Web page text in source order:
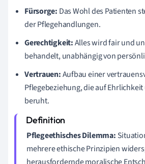
Fürsorge: Das Wohl des Patienten
der Pflegehandlungen.
Gerechtigkeit:Alles wird fair und
behandelt, unabhängig von
Vertrauen:Aufbau einer
Pflegebeziehung, die auf
beruht.
Pflegeethisches Dilemma:
mehrere ethische Prinzipien
herausfordernde moralische